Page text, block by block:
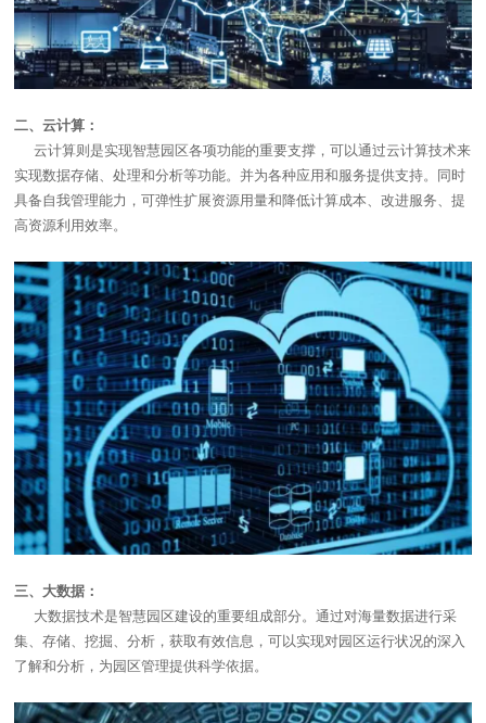
二、云计算：
云计算则是实现智慧园区各项功能的重要支撑，可以通过云计算技术来
实现数据存储、处理和分析等功能。并为各种应用和服务提供支持。同时
具备自我管理能力，可弹性扩展资源用量和降低计算成本、改进服务、提
高资源利用效率。
三、大数据：
大数据技术是智慧园区建设的重要组成部分。通过对海量数据进行采
集、存储、挖掘、分析，获取有效信息，可以实现对园区运行状况的深入
了解和分析，为园区管理提供科学依据。